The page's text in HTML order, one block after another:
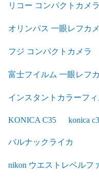
リコー コンパクトカメラ
オリンパス 一眼レフカ
フジ コンパクトカメラ
富士フイルム 一眼レフ
インスタントカラーフィ
KONICA C35 konica
バルナックライカ
nikon ウエストレベルフ